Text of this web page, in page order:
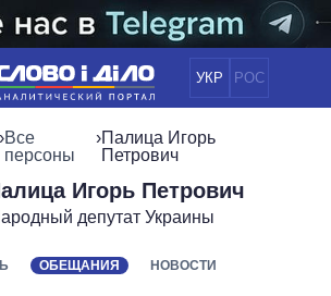
УКР РОС
НОВОСТИ
ПОЛИТИКА
ЭКОНОМИКА
ОБЕЩАНИЯ
ПОЛИТИКИ
ИНФОГРАФИКА
›Все
персоны
›Палица Игорь
Петрович
Игорь Петрович
депутат Украины
ОБЕЩАНИЯ НОВОСТИ